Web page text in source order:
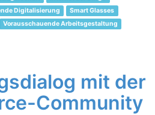
Digitalisierung
Smart Glasses
Vorausschauende Arbeitsgestaltung
mit der
Community